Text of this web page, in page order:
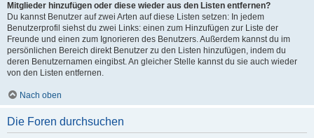
Mitglieder hinzufügen oder diese wieder aus den Listen entfernen?
Du kannst Benutzer auf zwei Arten auf diese Listen setzen: In jedem
Benutzerprofil siehst du zwei Links: einen zum Hinzufügen zur Liste der
Freunde und einen zum Ignorieren des Benutzers. Außerdem kannst du im
persönlichen Bereich direkt Benutzer zu den Listen hinzufügen, indem du
deren Benutzernamen eingibst. An gleicher Stelle kannst du sie auch wieder
von den Listen entfernen.
Nach oben
Die Foren durchsuchen